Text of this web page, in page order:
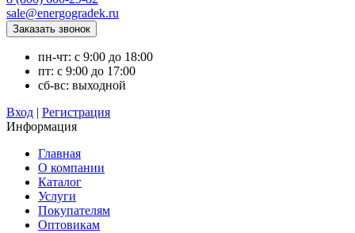
sale@energogradek.ru
пн-чт: с 9:00 до 18:00
пт: с 9:00 до 17:00
сб-вс: выходной
Вход | Регистрация
Информация
Главная
О компании
Каталог
Услуги
Покупателям
Оптовикам